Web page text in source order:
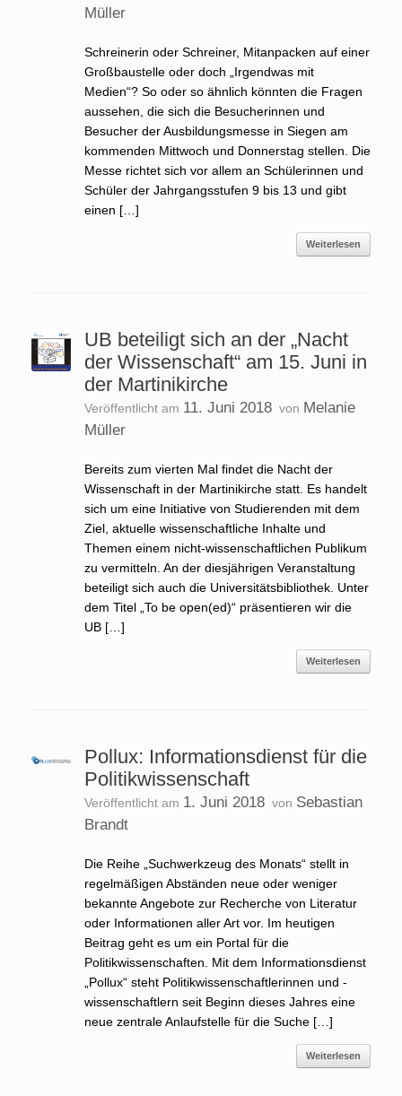
Müller
Schreinerin oder Schreiner, Mitanpacken auf einer
Großbaustelle oder doch „Irgendwas mit
Medien“? So oder so ähnlich könnten die Fragen
aussehen, die sich die Besucherinnen und
Besucher der Ausbildungsmesse in Siegen am
kommenden Mittwoch und Donnerstag stellen. Die
Messe richtet sich vor allem an Schülerinnen und
Schüler der Jahrgangsstufen 9 bis 13 und gibt
einen […]
Weiterlesen
UB beteiligt sich an der „Nacht
der Wissenschaft“ am 15. Juni in
der Martinikirche
Veröffentlicht am 11. Juni 2018 von Melanie
Müller
Bereits zum vierten Mal findet die Nacht der
Wissenschaft in der Martinikirche statt. Es handelt
sich um eine Initiative von Studierenden mit dem
Ziel, aktuelle wissenschaftliche Inhalte und
Themen einem nicht-wissenschaftlichen Publikum
zu vermitteln. An der diesjährigen Veranstaltung
beteiligt sich auch die Universitätsbibliothek. Unter
dem Titel „To be open(ed)“ präsentieren wir die
UB […]
Weiterlesen
Pollux: Informationsdienst für die
Politikwissenschaft
Veröffentlicht am 1. Juni 2018 von Sebastian
Brandt
Die Reihe „Suchwerkzeug des Monats“ stellt in
regelmäßigen Abständen neue oder weniger
bekannte Angebote zur Recherche von Literatur
oder Informationen aller Art vor. Im heutigen
Beitrag geht es um ein Portal für die
Politikwissenschaften. Mit dem Informationsdienst
„Pollux“ steht Politikwissenschaftlerinnen und -
wissenschaftlern seit Beginn dieses Jahres eine
neue zentrale Anlaufstelle für die Suche […]
Weiterlesen